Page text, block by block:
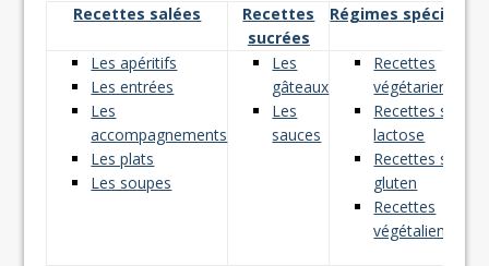
Recettes salées
Recettes
sucrées
Régimes spéciaux
Les apéritifs
Les entrées
Les
accompagnements
Les plats
Les soupes
Les
gâteaux
Les
sauces
Recettes
végétariennes
Recettes sans
lactose
Recettes sans
gluten
Recettes
végétaliennes